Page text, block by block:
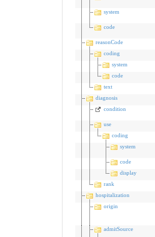
system
code
reasonCode
coding
system
code
text
diagnosis
condition
use
coding
system
code
display
rank
hospitalization
origin
admitSource